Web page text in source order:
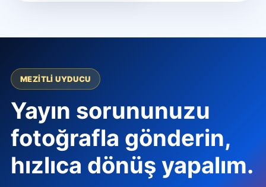
MEZITLI UYDUCU
Yayın sorununuzu
fotoğrafla gönderin,
hızlıca dönüş yapalım.